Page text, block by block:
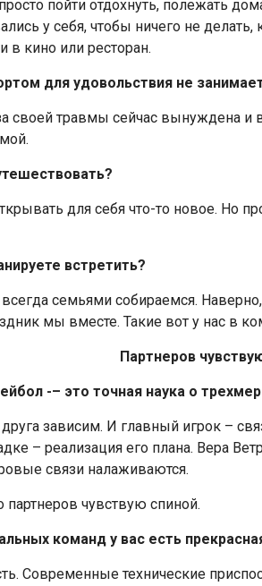
пойти отдохнуть, полежать
у себя, чтобы ничего не
в кино или ресторан.
для удовольствия не
своей травмы сейчас вынуждена и
для себя что-то новое. Но
встретить?
семьями собираемся.
мы вместе. Такие вот у нас в
Партнеров
-– это точная наука о
зависим. И главный игрок –
– реализация его плана. Вера
связи налаживаются.
партнеров чувствую спиной.
команд у вас есть
Современные технические